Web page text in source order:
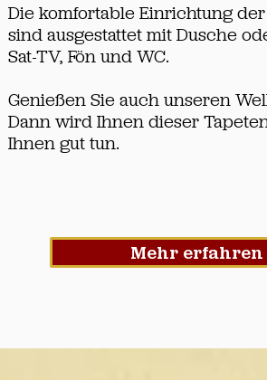
Die komfortable Einrichtung
sind ausgestattet mit Dusche
Sat-TV, Fön und WC.
Genießen Sie auch unseren
Dann wird Ihnen dieser
Ihnen gut tun.
Mehr erfahren